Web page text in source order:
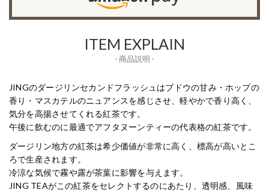
ITEM EXPLAIN
- 商品説明 -
JINGのダージリンセカンドフラッシュはブドウの甘み・ホップの
香り・マスカテルのニュアンスを感じさせ、軽やかで香り高く、
気分を高揚させてくれる紅茶です。
午後に飲むのに最適でアフタヌーンティーの代表格の紅茶です。
ダージリン地方の紅茶は希少価値が非常に高く、標高が高いとこ
ろで生産されます。
冷涼な気候で霧や露が茶葉に影響を与えます。
JING TEAがこの紅茶をセレクトするのにあたり、透明感、風味